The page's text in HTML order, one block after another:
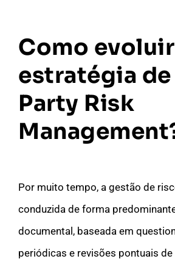
Como
estratégia
Party Risk
Por muito tempo, a gestão de
conduzida de forma
documental, baseada em
periódicas e revisões pontuais